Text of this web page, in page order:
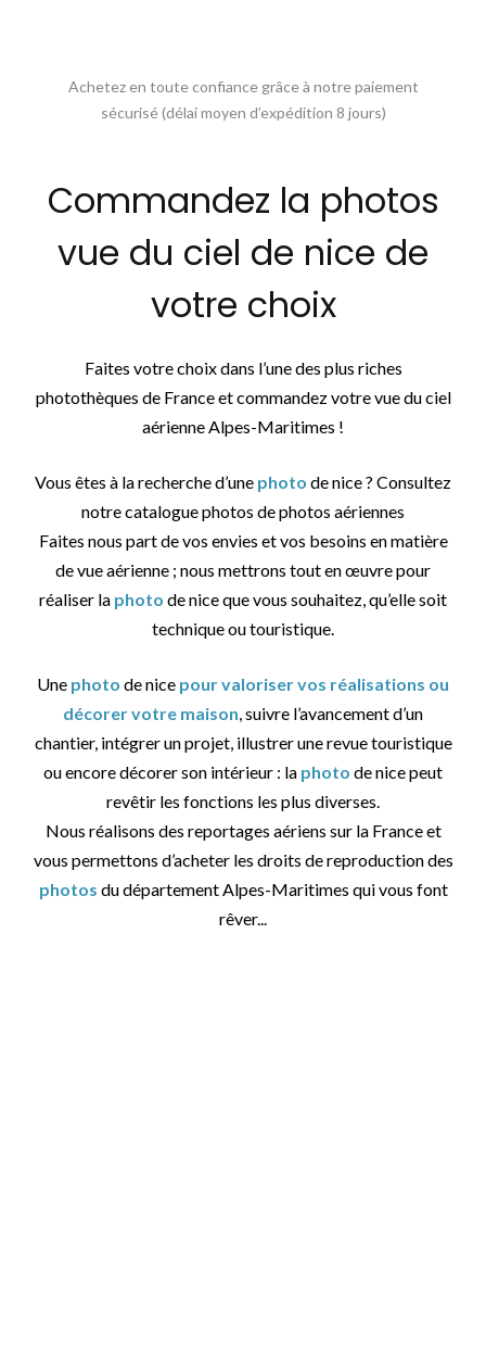
Achetez en toute confiance grâce à notre paiement
sécurisé (délai moyen d’expédition 8 jours)
Commandez la photos
vue du ciel de nice de
votre choix
Faites votre choix dans l’une des plus riches
photothèques de France et commandez votre vue du ciel
aérienne Alpes-Maritimes !
Vous êtes à la recherche d’une photo de nice ? Consultez
notre catalogue photos de photos aériennes
Faites nous part de vos envies et vos besoins en matière
de vue aérienne ; nous mettrons tout en œuvre pour
réaliser la photo de nice que vous souhaitez, qu’elle soit
technique ou touristique.
Une photo de nice pour valoriser vos réalisations ou
décorer votre maison, suivre l’avancement d’un
chantier, intégrer un projet, illustrer une revue touristique
ou encore décorer son intérieur : la photo de nice peut
revêtir les fonctions les plus diverses.
Nous réalisons des reportages aériens sur la France et
vous permettons d’acheter les droits de reproduction des
photos du département Alpes-Maritimes qui vous font
rêver...